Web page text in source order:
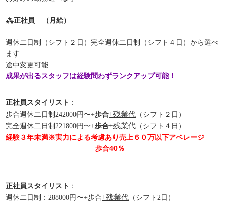
⁂正社員 （月給）
週休二日制（シフト２日）完全週休二日制（シフト４日）から選べ
ます
途中変更可能
成果が出るスタッフは経験問わずランクアップ可能！
正社員スタイリスト ：
歩合週休二日制242000円〜+歩合+残業代 （シフト２日）
完全週休二日制221800円〜+歩合+残業代 （シフト４日）
経験３年未満※実力による考慮あり売上６０万以下アベレージ
歩合40％
正社員スタイリスト ：
週休二日制：288000円〜+歩合+残業代 （シフト2日）